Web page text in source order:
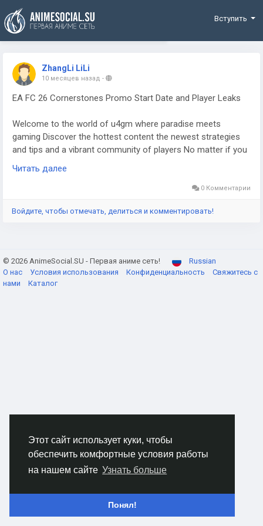
Этот сайт использует куки, чтобы
обеспечить комфортные условия работы
на нашем сайте Узнать больше
Понял!
Funding
Вступить
ZhangLi LiLi
10 месяцев назад -
EA FC 26 Cornerstones Promo Start Date and Player Leaks
Welcome to the world of u4gm where paradise meets
gaming Discover the hottest content the newest strategies
and tips and a vibrant community of players No matter if you
are just starting out or already a pro you will always find the
game products made for you.
Читать далее
0 Комментарии
Войдите, чтобы отмечать, делиться и комментировать!
© 2026 AnimeSocial.SU - Первая аниме сеть!
Russian
О нас
Условия использования Конфиденциальность
Свяжитесь с
нами
Каталог